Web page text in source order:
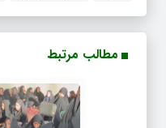
مطالب مرتبط